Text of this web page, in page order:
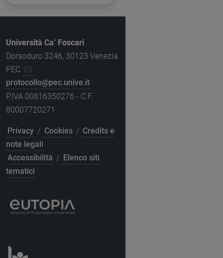
Università Ca’ Foscari
Dorsoduro 3246, 30123 Venezia
PEC
protocollo@pec.unive.it
P.IVA 00816350276 - C.F.
80007720271
Privacy / Cookies / Credits e
note legali
Accessibilità / Elenco siti
tematici